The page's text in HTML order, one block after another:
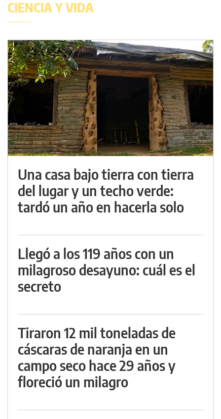
CIENCIA Y VIDA
Una casa bajo tierra con tierra
del lugar y un techo verde:
tardó un año en hacerla solo
Llegó a los 119 años con un
milagroso desayuno: cuál es el
secreto
Tiraron 12 mil toneladas de
cáscaras de naranja en un
campo seco hace 29 años y
floreció un milagro